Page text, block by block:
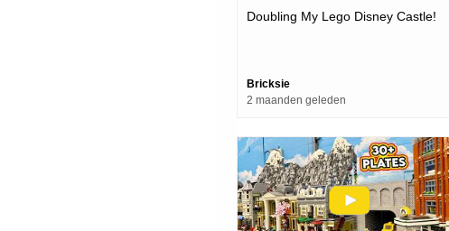
Doubling My Lego Disney Castle!
Bricksie
2 maanden geleden